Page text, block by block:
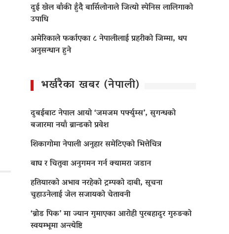
दुई खेल बाँकी हुँदै बार्सिलोनाले जित्यो स्पेनिस लालिगाको
उपाधि
अमेरिकाले फर्काएका ८ नेपालीलाई प्रहरीको जिम्मा, थप
अनुसन्धान हुने
भर्खरैका खबर (नेपाली)
दुबईबाट नेपाल आयो ‘जमजम पर्फ्युम्स’, सुगन्धको
बजारमा नयाँ ब्रान्डको प्रवेश
शिकागोमा नेपाली अनुहार समेटिएको भित्तेचित्र
बाघ र चितुवा अनुगमन गर्न क्यामरा जडान
हतियारको अभाव नरहेको ट्रम्पको दाबी, सूचना
चुहाउनेलाई जेल सजायको चेतावनी
‘ब्रोड पिक’ मा ज्यान गुमाएका आराेही पुरबहादुर गुरुङको
स्वयम्भूमा अन्त्येष्टि